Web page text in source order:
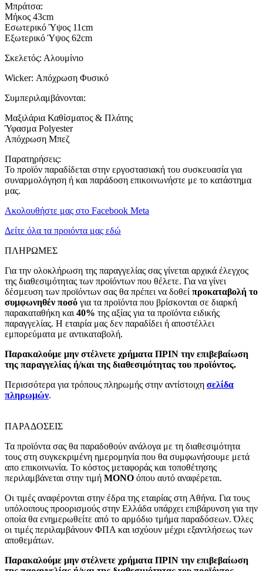
Μπράτσα:
Μήκος 43cm
Εσωτερικό Ύψος 11cm
Εξωτερικό Ύψος 62cm
Σκελετός: Αλουμίνιο
Wicker: Απόχρωση Φυσικό
Συμπεριλαμβάνονται:
Μαξιλάρια Καθίσματος & Πλάτης
Ύφασμα Polyester
Απόχρωση Μπεζ
Παρατηρήσεις:
Το προϊόν παραδίδεται στην εργοστασιακή του συσκευασία για
συναρμολόγηση ή και παράδοση επικοινωνήστε με το κατάστημα
μας.
Ακολουθήστε μας στο Facebook Meta
Δείτε όλα τα προιόντα μας εδώ
ΠΛΗΡΩΜΕΣ
Για την ολοκλήρωση της παραγγελίας σας γίνεται αρχικά έλεγχος
της διαθεσιμότητας των προϊόντων που θέλετε. Για να γίνει
δέσμευση των προϊόντων σας θα πρέπει να δοθεί προκαταβολή το
συμφωνηθέν ποσό για τα προϊόντα που βρίσκονται σε διαρκή
παρακαταθήκη και 40% της αξίας για τα προϊόντα ειδικής
παραγγελίας. Η εταιρία μας δεν παραδίδει ή αποστέλλει
εμπορεύματα με αντικαταβολή.
Παρακαλούμε μην στέλνετε χρήματα ΠΡΙΝ την επιβεβαίωση
της παραγγελίας ή/και της διαθεσιμότητας του προϊόντος.
Περισσότερα για τρόπους πληρωμής στην αντίστοιχη σελίδα
πληρωμών.
ΠΑΡΑΔΟΣΕΙΣ
Τα προϊόντα σας θα παραδοθούν ανάλογα με τη διαθεσιμότητα
τους στη συγκεκριμένη ημερομηνία που θα συμφωνήσουμε μετά
απο επικοινωνία. Το κόστος μεταφοράς και τοποθέτησης
περιλαμβάνεται στην τιμή MONO όπου αυτό αναφέρεται.
Οι τιμές αναφέρονται στην έδρα της εταιρίας στη Αθήνα. Για τους
υπόλοιπους προορισμούς στην Ελλάδα υπάρχει επιβάρυνση για την
οποία θα ενημερωθείτε από το αρμόδιο τμήμα παραδόσεων. Όλες
οι τιμές περιλαμβάνουν ΦΠΑ και ισχύουν μέχρι εξαντλήσεως των
αποθεμάτων.
Παρακαλούμε μην στέλνετε χρήματα ΠΡΙΝ την επιβεβαίωση